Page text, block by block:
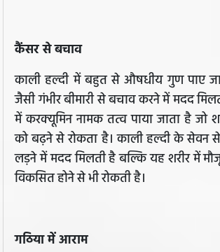
कैंसर से बचाव
काली हल्दी में बहुत से औषधीय गुण पाए
जैसी गंभीर बीमारी से बचाव करने में मदद
में करक्यूमिन नामक तत्व पाया जाता है जो
को बढ़ने से रोकता है। काली हल्दी के सेवन
लड़ने में मदद मिलती है बल्कि यह शरीर में
विकसित होने से भी रोकती है।
गठिया में आराम